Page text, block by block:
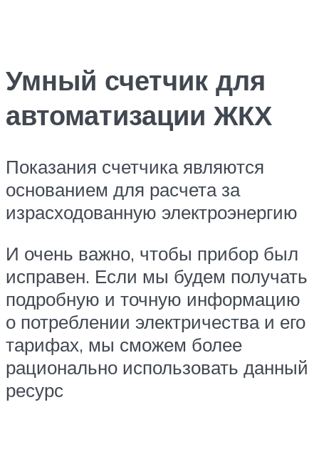
Умный счетчик для
автоматизации ЖКХ
Показания счетчика являются
основанием для расчета за
израсходованную электроэнергию
И очень важно, чтобы прибор был
исправен. Если мы будем получать
подробную и точную информацию
о потреблении электричества и его
тарифах, мы сможем более
рационально использовать данный
ресурс